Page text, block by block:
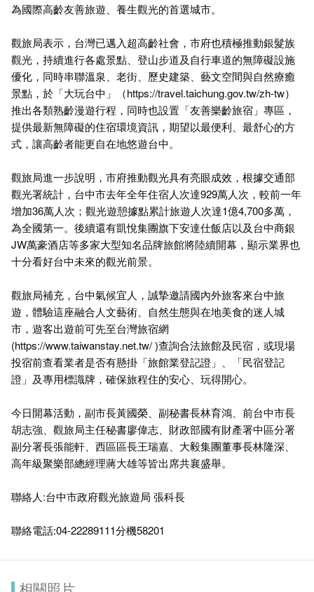
為國際高齡友善旅遊、養生觀光的首選城市。
觀旅局表示，台灣已邁入超高齡社會，市府也積極推動銀髮族
觀光，持續進行各處景點、登山步道及自行車道的無障礙設施
優化，同時串聯溫泉、老街、歷史建築、藝文空間與自然療癒
景點，於「大玩台中」（https://travel.taichung.gov.tw/zh-tw）
推出各類熟齡漫遊行程，同時也設置「友善樂齡旅宿」專區，
提供最新無障礙的住宿環境資訊，期望以最便利、最舒心的方
式，讓高齡者能更自在地悠遊台中。
觀旅局進一步說明，市府推動觀光具有亮眼成效，根據交通部
觀光署統計，台中市去年全年住宿人次達929萬人次，較前一年
增加36萬人次；觀光遊憩據點累計旅遊人次達1億4,700多萬，
為全國第一。後續還有凱悅集團旗下安達仕飯店以及台中商銀
JW萬豪酒店等多家大型知名品牌旅館將陸續開幕，顯示業界也
十分看好台中未來的觀光前景。
觀旅局補充，台中氣候宜人，誠摯邀請國內外旅客來台中旅
遊，體驗這座融合人文藝術、自然生態與在地美食的迷人城
市，遊客出遊前可先至台灣旅宿網
(https://www.taiwanstay.net.tw/)查詢合法旅館及民宿，或現場
投宿前查看業者是否有懸掛「旅館業登記證」、「民宿登記
證」及專用標識牌，確保旅程住的安心、玩得開心。
今日開幕活動，副市長黃國榮、副秘書長林育鴻、前台中市長
胡志強、觀旅局主任秘書廖偉志、財政部國有財產署中區分署
副分署長張能軒、西區區長王瑞嘉、大毅集團董事長林隆深、
高年級聚樂部總經理蔣大雄等皆出席共襄盛舉。
聯絡人:台中市政府觀光旅遊局 張科長
聯絡電話:04-22289111分機58201